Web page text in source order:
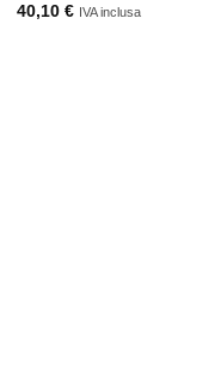
40,10 € IVA inclusa